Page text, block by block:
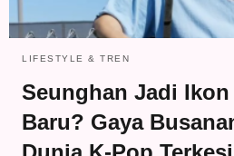
LIFESTYLE & TREN
Seunghan Jadi
Baru? Gaya